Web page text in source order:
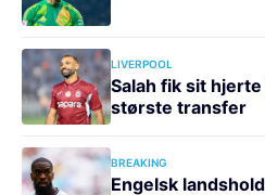
LIVERPOOL
Salah fik sit
største transfer
BREAKING
Engelsk